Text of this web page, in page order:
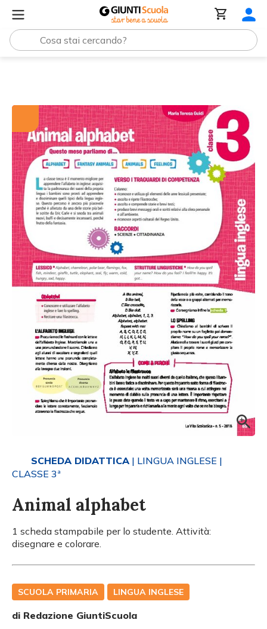
SCHEDA DIDATTICA| LINGUA INGLESE |
CLASSE 3ª
Animal alphabet
1 scheda stampabile per lo studente. Attività:
disegnare e colorare.
SCUOLA PRIMARIA LINGUA INGLESE
di Redazione GiuntiScuola